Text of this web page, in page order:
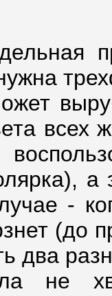
всех
а
-
(до
два
не